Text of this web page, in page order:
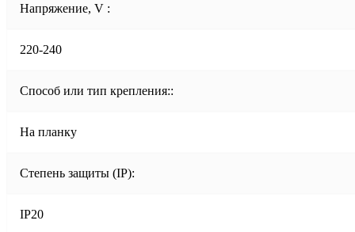
Напряжение, V :
220-240
Способ или тип крепления::
На планку
Степень защиты (IP):
IP20